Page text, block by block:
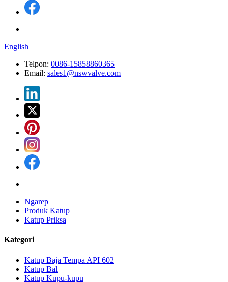
English
Telpon: 0086-15858860365
Email: sales1@nswvalve.com
Ngarep
Produk Katup
Katup Priksa
Kategori
Katup Baja Tempa API 602
Katup Bal
Katup Kupu-kupu